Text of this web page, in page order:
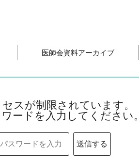
医師会資料アーカイブ
スが制限されています。
ードを入力してください。